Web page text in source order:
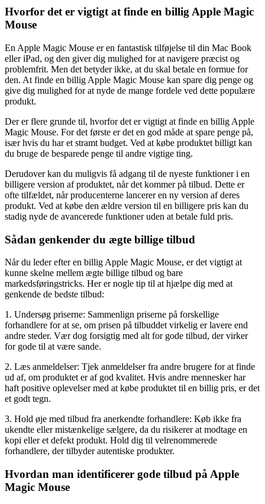
Hvorfor det er vigtigt at finde en billig Apple Magic
Mouse
En Apple Magic Mouse er en fantastisk tilføjelse til din Mac Book
eller iPad, og den giver dig mulighed for at navigere præcist og
problemfrit. Men det betyder ikke, at du skal betale en formue for
den. At finde en billig Apple Magic Mouse kan spare dig penge og
give dig mulighed for at nyde de mange fordele ved dette populære
produkt.
Der er flere grunde til, hvorfor det er vigtigt at finde en billig Apple
Magic Mouse. For det første er det en god måde at spare penge på,
især hvis du har et stramt budget. Ved at købe produktet billigt kan
du bruge de besparede penge til andre vigtige ting.
Derudover kan du muligvis få adgang til de nyeste funktioner i en
billigere version af produktet, når det kommer på tilbud. Dette er
ofte tilfældet, når producenterne lancerer en ny version af deres
produkt. Ved at købe den ældre version til en billigere pris kan du
stadig nyde de avancerede funktioner uden at betale fuld pris.
Sådan genkender du ægte billige tilbud
Når du leder efter en billig Apple Magic Mouse, er det vigtigt at
kunne skelne mellem ægte billige tilbud og bare
markedsføringstricks. Her er nogle tip til at hjælpe dig med at
genkende de bedste tilbud:
1. Undersøg priserne: Sammenlign priserne på forskellige
forhandlere for at se, om prisen på tilbuddet virkelig er lavere end
andre steder. Vær dog forsigtig med alt for gode tilbud, der virker
for gode til at være sande.
2. Læs anmeldelser: Tjek anmeldelser fra andre brugere for at finde
ud af, om produktet er af god kvalitet. Hvis andre mennesker har
haft positive oplevelser med at købe produktet til en billig pris, er det
et godt tegn.
3. Hold øje med tilbud fra anerkendte forhandlere: Køb ikke fra
ukendte eller mistænkelige sælgere, da du risikerer at modtage en
kopi eller et defekt produkt. Hold dig til velrenommerede
forhandlere, der tilbyder autentiske produkter.
Hvordan man identificerer gode tilbud på Apple
Magic Mouse